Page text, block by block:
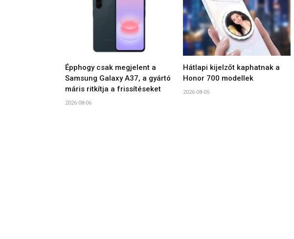
Épphogy csak megjelent a
Samsung Galaxy A37, a gyártó
máris ritkítja a frissítéseket
2026-08-06
Hátlapi kijelzőt kaphatnak a
Honor 700 modellek
2026-08-05